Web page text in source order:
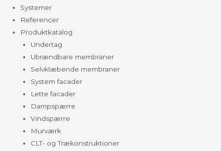
Systemer
Referencer
Produktkatalog
Undertag
Ubrændbare membraner
Selvklæbende membraner
System facader
Lette facader
Dampspærre
Vindspærre
Murværk
CLT- og Trækonstruktioner